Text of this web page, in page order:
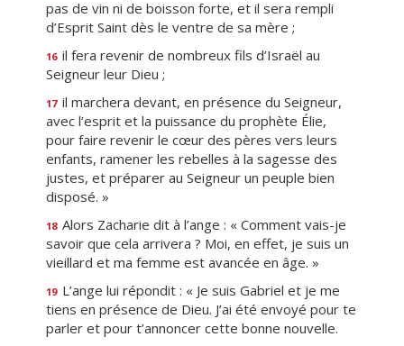
pas de vin ni de boisson forte, et il sera rempli
d’Esprit Saint dès le ventre de sa mère ;
16 il fera revenir de nombreux fils d’Israël au
Seigneur leur Dieu ;
17 il marchera devant, en présence du Seigneur,
avec l’esprit et la puissance du prophète Élie,
pour faire revenir le cœur des pères vers leurs
enfants, ramener les rebelles à la sagesse des
justes, et préparer au Seigneur un peuple bien
disposé. »
18 Alors Zacharie dit à l’ange : « Comment vais-je
savoir que cela arrivera ? Moi, en effet, je suis un
vieillard et ma femme est avancée en âge. »
19 L’ange lui répondit : « Je suis Gabriel et je me
tiens en présence de Dieu. J’ai été envoyé pour te
parler et pour t’annoncer cette bonne nouvelle.